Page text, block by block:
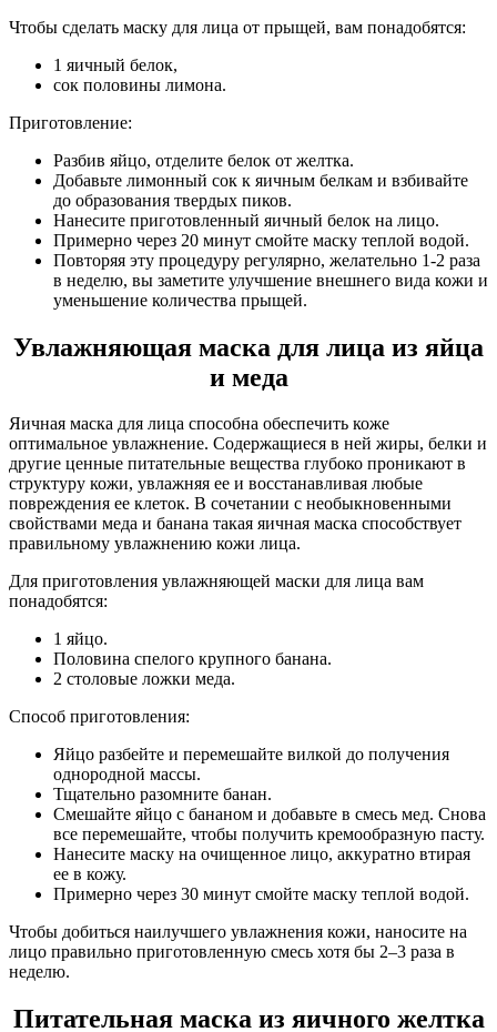
Чтобы сделать маску для лица от прыщей, вам понадобятся:
1 яичный белок,
сок половины лимона.
Приготовление:
Разбив яйцо, отделите белок от желтка.
Добавьте лимонный сок к яичным белкам и взбивайте
до образования твердых пиков.
Нанесите приготовленный яичный белок на лицо.
Примерно через 20 минут смойте маску теплой водой.
Повторяя эту процедуру регулярно, желательно 1-2 раза
в неделю, вы заметите улучшение внешнего вида кожи и
уменьшение количества прыщей.
Увлажняющая маска для лица из яйца
и меда
Яичная маска для лица способна обеспечить коже
оптимальное увлажнение. Содержащиеся в ней жиры, белки и
другие ценные питательные вещества глубоко проникают в
структуру кожи, увлажняя ее и восстанавливая любые
повреждения ее клеток. В сочетании с необыкновенными
свойствами меда и банана такая яичная маска способствует
правильному увлажнению кожи лица.
Для приготовления увлажняющей маски для лица вам
понадобятся:
1 яйцо.
Половина спелого крупного банана.
2 столовые ложки меда.
Способ приготовления:
Яйцо разбейте и перемешайте вилкой до получения
однородной массы.
Тщательно разомните банан.
Смешайте яйцо с бананом и добавьте в смесь мед. Снова
все перемешайте, чтобы получить кремообразную пасту.
Нанесите маску на очищенное лицо, аккуратно втирая
ее в кожу.
Примерно через 30 минут смойте маску теплой водой.
Чтобы добиться наилучшего увлажнения кожи, наносите на
лицо правильно приготовленную смесь хотя бы 2–3 раза в
неделю.
Питательная маска из яичного желтка